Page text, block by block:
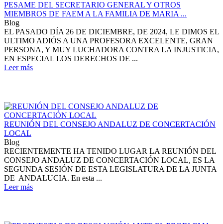
PESAME DEL SECRETARIO GENERAL Y OTROS
MIEMBROS DE FAEM A LA FAMILIA DE MARIA ...
Blog
EL PASADO DÍA 26 DE DICIEMBRE, DE 2024, LE DIMOS EL
ULTIMO ADIÓS A UNA PROFESORA EXCELENTE, GRAN
PERSONA, Y MUY LUCHADORA CONTRA LA INJUSTICIA,
EN ESPECIAL LOS DERECHOS DE ...
Leer más
REUNIÓN DEL CONSEJO ANDALUZ DE CONCERTACIÓN
LOCAL
Blog
RECIENTEMENTE HA TENIDO LUGAR LA REUNIÓN DEL
CONSEJO ANDALUZ DE CONCERTACIÓN LOCAL, ES LA
SEGUNDA SESIÓN DE ESTA LEGISLATURA DE LA JUNTA
DE ANDALUCIA. En esta ...
Leer más